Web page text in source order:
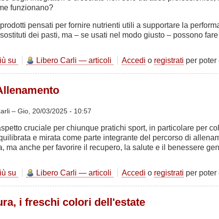
funzionano?
pensati per fornire nutrienti utili a supportare la
dei pasti, ma – se usati nel modo giusto – possono
su
IntegratoriLibero Carli — articoli Accedi o registrati per poter
–Gio, 20/03/2025 - 10:57
cruciale per chiunque pratichi sport, in particolare per
e mirata come parte integrante del percorso di
ma anche per favorire il recupero, la salute e il benessere
su
NutrizioneLibero Carli — articoli Accedi o registrati per poter
i freschi colori dell'estate